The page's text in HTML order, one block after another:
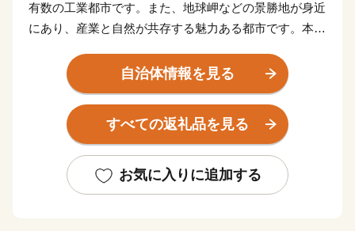
有数の工業都市です。また、地球岬などの景勝地が身近
にあり、産業と自然が共存する魅力ある都市です。本市
業・生活を支えてきた港・海、知の拠点である大学な
ど、地域資源を最大限に活かしたまちづくりを進めてい
そんな室蘭市に一歩足を踏み入れると、マスコットキ
蘭市のいたるところで皆様をお迎えします。時には絵の
中を飛び出して、職員と一緒にまちに繰り出すことも。
自治体情報を見る
すべての返礼品を見る
お気に入りに追加する